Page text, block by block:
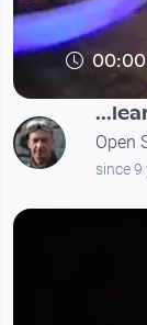
Open
since 9